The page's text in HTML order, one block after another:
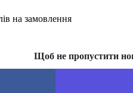
на замовлення
Щоб не пропустити